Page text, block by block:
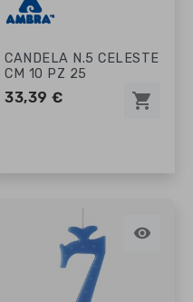
CANDELA N.5 CELESTE
CM 10 PZ 25
33,39 € shopping_cart
